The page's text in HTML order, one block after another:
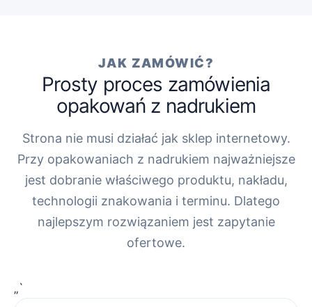
JAK ZAMÓWIĆ?
Prosty proces zamówienia
opakowań z nadrukiem
Strona nie musi działać jak sklep internetowy.
Przy opakowaniach z nadrukiem najważniejsze
jest dobranie właściwego produktu, nakładu,
technologii znakowania i terminu. Dlatego
najlepszym rozwiązaniem jest zapytanie
ofertowe.
„`